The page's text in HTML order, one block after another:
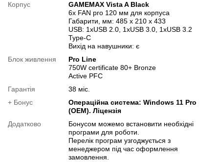
Корпус
GAMEMAX Vista A Black
6x FAN pro 120 мм для корпуса
Габарити, мм: 485 x 210 x 433
USB: 1xUSB 2.0, 1xUSB 3.0, 1xUSB 3.2
Type-C
Вихід на навушники: є
Блок живлення
Pro Line
750W certificate 80+ Bronze
Active PFC
Гарантія
38 міс.
+ Бонус
Операційна система: Windows 11 Pro
(OEM). Ліцензія
Додатково
Бонусом можемо встановити необхідні
програми для роботи.
Перелік програм узгоджується з
менеджером під час оформлення
замовлення.